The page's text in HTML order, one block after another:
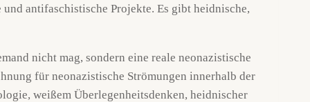
antifaschistische Projekte. Es gibt heidnische,
nicht mag, sondern eine reale neonazistische
für neonazistische Strömungen innerhalb der
weißem Überlegenheitsdenken, heidnischer